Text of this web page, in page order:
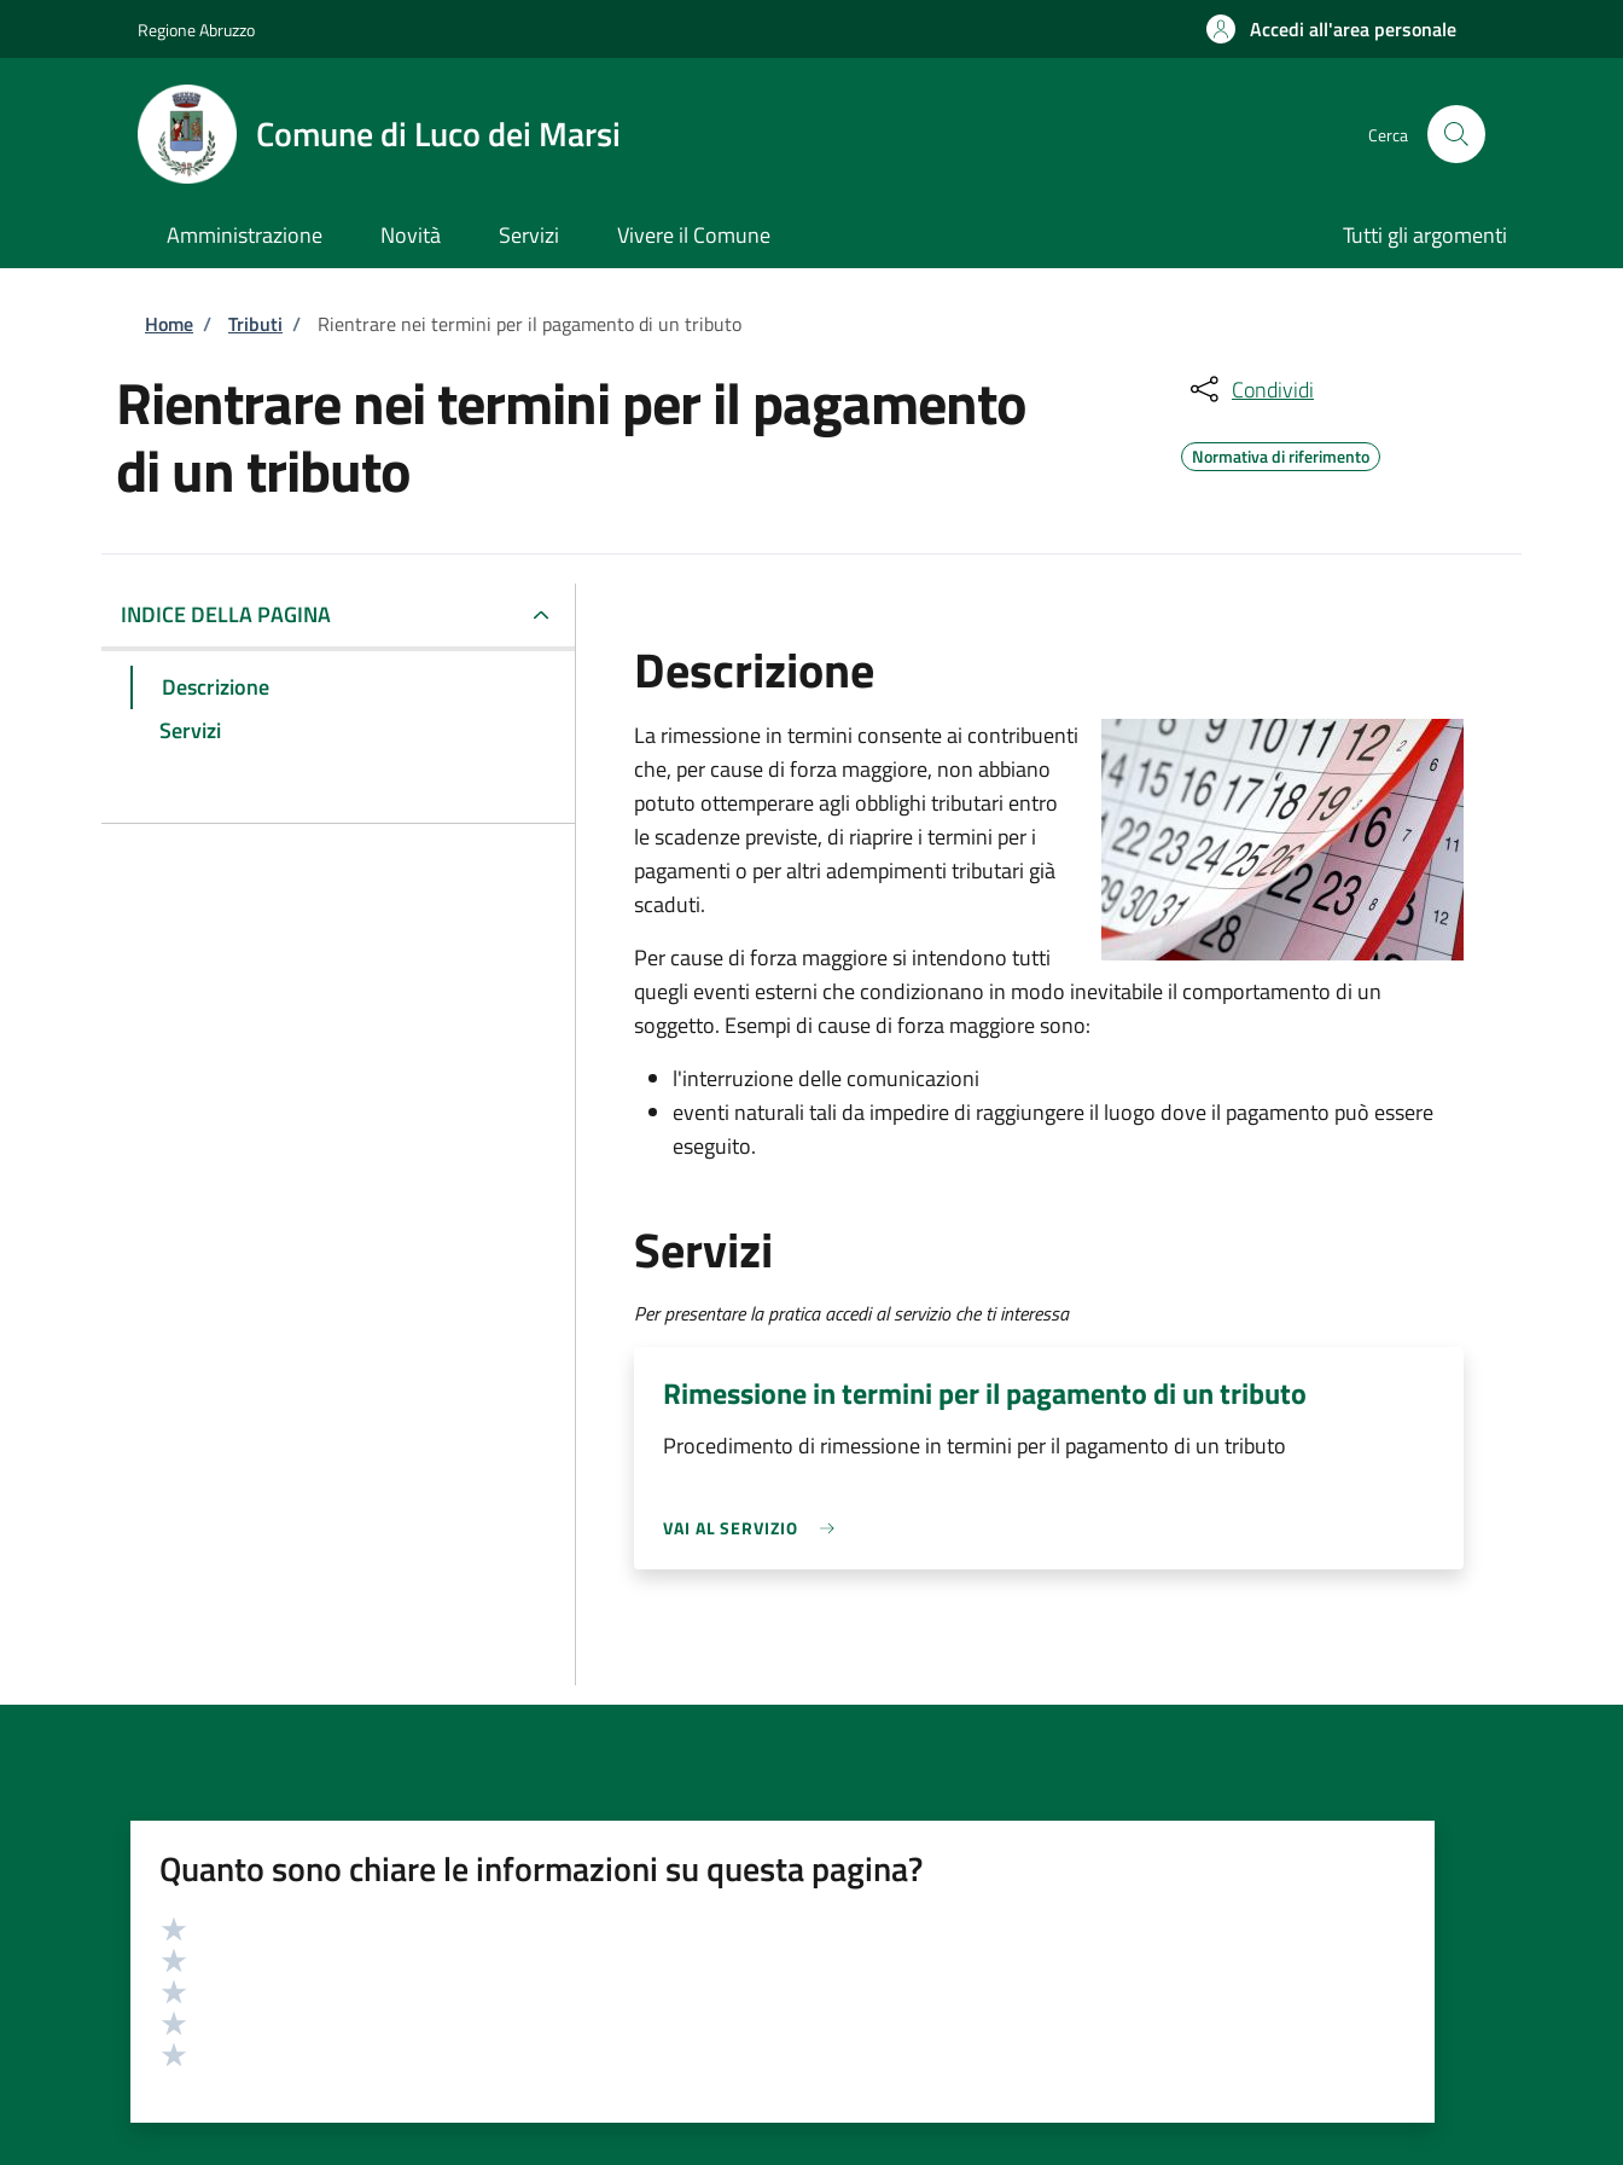
Regione Abruzzo Accedi all'area personale
Comune di Luco dei Marsi Cerca
Amministrazione Novità Servizi Vivere il Comune Tutti gli argomenti
Briciole di pane
Home / Tributi / Rientrare nei termini per il pagamento di un tributo
Rientrare nei termini per il pagamento
di un tributo
Condividi
Normativa di riferimento
INDICE DELLA PAGINA
Descrizione
Servizi
Descrizione
La rimessione in termini consente ai contribuenti
che, per cause di forza maggiore, non abbiano
potuto ottemperare agli obblighi tributari entro
le scadenze previste, di riaprire i termini per i
pagamenti o per altri adempimenti tributari già
scaduti.
Per cause di forza maggiore si intendono tutti
quegli eventi esterni che condizionano in modo inevitabile il comportamento di un
soggetto. Esempi di cause di forza maggiore sono:
l'interruzione delle comunicazioni
eventi naturali tali da impedire di raggiungere il luogo dove il pagamento può essere
eseguito.
Servizi
Per presentare la pratica accedi al servizio che ti interessa
Rimessione in termini per il pagamento di un tributo
Procedimento di rimessione in termini per il pagamento di un tributo
VAI AL SERVIZIO
Quanto sono chiare le informazioni su questa pagina?
Valutazione